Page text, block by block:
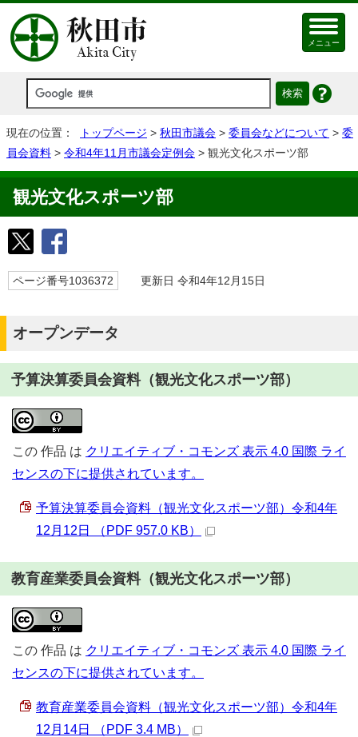
メニュー
現在の位置： トップページ > 秋田市議会 > 委員会などについて > 委
員会資料 > 令和4年11月市議会定例会 > 観光文化スポーツ部
観光文化スポーツ部
ページ番号1036372 更新日 令和4年12月15日
オープンデータ
予算決算委員会資料（観光文化スポーツ部）
この 作品 は クリエイティブ・コモンズ 表示 4.0 国際 ライ
センスの下に提供されています。
予算決算委員会資料（観光文化スポーツ部）令和4年
12月12日 （PDF 957.0 KB）
教育産業委員会資料（観光文化スポーツ部）
この 作品 は クリエイティブ・コモンズ 表示 4.0 国際 ライ
センスの下に提供されています。
教育産業委員会資料（観光文化スポーツ部）令和4年
12月14日 （PDF 3.4 MB）